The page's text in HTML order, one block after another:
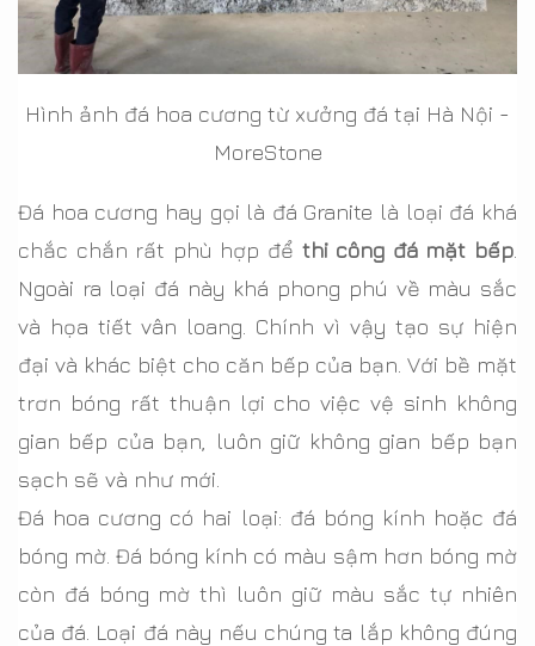
Hình ảnh đá hoa cương từ xưởng đá tại Hà Nội -
MoreStone
Đá hoa cương hay gọi là đá Granite là loại đá khá
chắc chắn rất phù hợp để thi công đá mặt bếp
Ngoài ra loại đá này khá phong phú về màu sắc
và họa tiết vân loang. Chính vì vậy tạo sự hiện
đại và khác biệt cho căn bếp của bạn. Với bề mặt
trơn bóng rất thuận lợi cho việc vệ sinh không
gian bếp của bạn, luôn giữ không gian bếp bạn
sạch sẽ và như mới.
Đá hoa cương có hai loại: đá bóng kính hoặc đá
bóng mờ. Đá bóng kính có màu sậm hơn bóng mờ
còn đá bóng mờ thì luôn giữ màu sắc tự nhiên
của đá. Loại đá này nếu chúng ta lắp không đúng